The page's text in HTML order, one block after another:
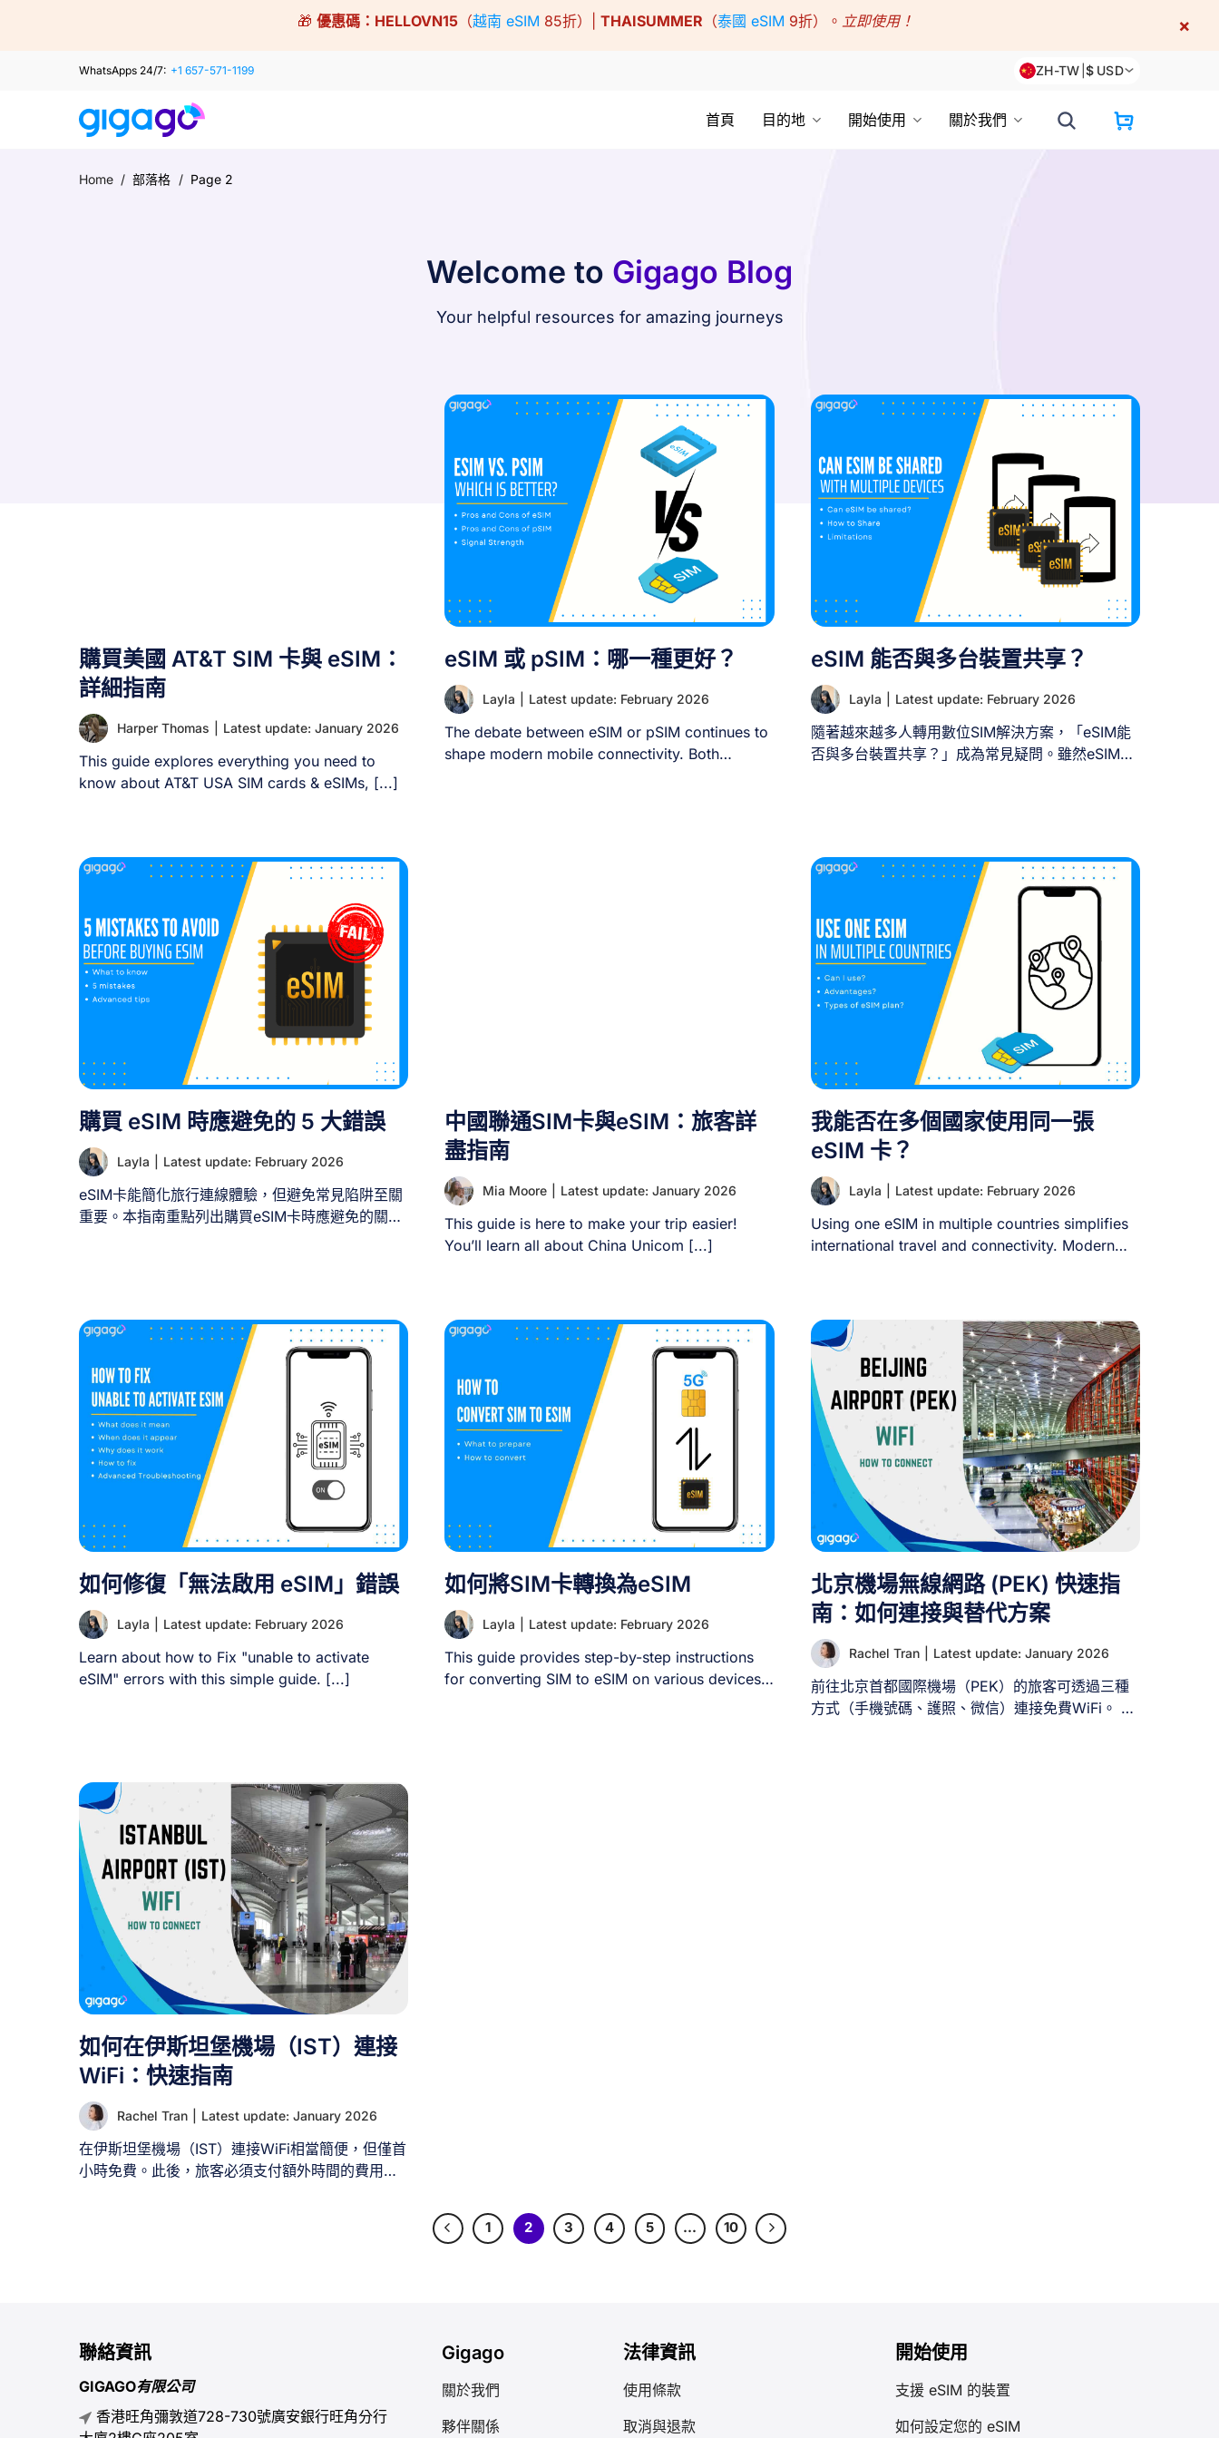
🎁 優惠碼： HELLOVN15 （越南 eSIM 85折）| THAISUMMER （泰國 eSIM 9折）。 立即使用！ ×
WhatsApps 24/7: +1 657-571-1199 ZH-TW |$ USD
首頁 目的地 開始使用 關於我們
Home / 部落格 / Page 2
Welcome to Gigago Blog
Your helpful resources for amazing journeys
購買美國 AT&T SIM 卡與 eSIM：
詳細指南
Harper Thomas Latest update: January 2026
This guide explores everything you need to
know about AT&T USA SIM cards & eSIMs, [...]
eSIM 或 pSIM：哪一種更好？
Layla Latest update: February 2026
The debate between eSIM or pSIM continues to
shape modern mobile connectivity. Both
eSIM 能否與多台裝置共享？
Layla Latest update: February 2026
隨著越來越多人轉用數位SIM解決方案，「eSIM能
否與多台裝置共享？」成為常見疑問。雖然eSIM共
SIM 卡的數位版本，直接內建於裝置中。與實體卡
片不同，它以數位形式儲存電信商資訊，讓您只需
掃描簡單的 QR 碼即可立即啟用行動方案。 現代手
機和平板電腦現已支援eSIM功能，無需更換實體卡
即可輕鬆轉換電信業者。此技術特別適合旅行者即
時啟用當地數據方案，並相容於最新款iPhone、三
星、Google Pixel裝置及智慧手錶。 II. eSIM能否
跨裝置共享？ 否。 [...]
購買 eSIM 時應避免的 5 大錯誤
Layla Latest update: February 2026
eSIM卡能簡化旅行連線體驗，但避免常見陷阱至關
重要。本指南重點列出購買eSIM卡時應避免的關鍵
——本地使用或旅行需求。評估您日常應用程式、
瀏覽及串流媒體的數據用量。 選擇供應商 比較本地
電信商與全球供應商。本地電信商最適合居家使
用，國際供應商則更適合旅行者。 方案與費用 確認
數據流量上限、網速及覆蓋範圍。長期方案通常每
日費用較低。確保服務範圍涵蓋您將使用裝置的地
點。 II. [...]
中國聯通SIM卡與eSIM：旅客詳
盡指南
Mia Moore Latest update: January 2026
This guide is here to make your trip easier!
You’ll learn all about China Unicom [...]
我能否在多個國家使用同一張
eSIM 卡？
Layla Latest update: February 2026
Using one eSIM in multiple countries simplifies
international travel and connectivity. Modern
如何修復「無法啟用 eSIM」錯誤
Layla Latest update: February 2026
Learn about how to Fix "unable to activate
eSIM" errors with this simple guide. [...]
如何將SIM卡轉換為eSIM
Layla Latest update: February 2026
This guide provides step-by-step instructions
for converting SIM to eSIM on various devices,
北京機場無線網路 (PEK) 快速指
南：如何連接與替代方案
Rachel Tran Latest update: January 2026
前往北京首都國際機場（PEK）的旅客可透過三種
方式（手機號碼、護照、微信）連接免費WiFi。 抵
如何在伊斯坦堡機場（IST）連接
WiFi：快速指南
Rachel Tran Latest update: January 2026
在伊斯坦堡機場（IST）連接WiFi相當簡便，但僅首
小時免費。此後，旅客必須支付額外時間的費用。
嗎？ 是的，伊斯坦堡機場透過土耳其電信服務亭提
供旅客一小時免費WiFi服務。 您可在伊斯坦堡機場
各航廈找到這些自助服務亭，包括抵達大廳、出發
大廳、候機區以及多數餐廳和咖啡廳。但請注意，
免費使用首小時後，將需支付額外費用。 若連線時
1 2 3 4 5 … 10
聯絡資訊
GIGAGO有限公司
香港旺角彌敦道728-730號廣安銀行旺角分行
Gigago
關於我們
夥伴關係
法律資訊
使用條款
取消與退款
開始使用
支援 eSIM 的裝置
如何設定您的 eSIM